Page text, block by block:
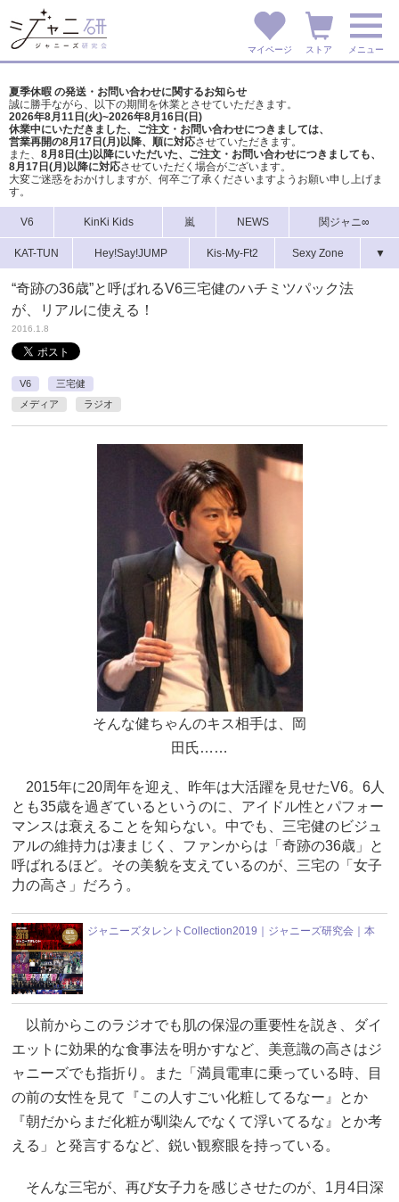
マイページ ストア メニュー
夏季休暇 の発送・お問い合わせに関するお知らせ
誠に勝手ながら、以下の期間を休業とさせていただきます。
2026年8月11日(火)~2026年8月16日(日)
休業中にいただきました、ご注文・お問い合わせにつきましては、
営業再開の8月17日(月)以降、順に対応させていただきます。
また、 8月8日(土)以降にいただいた、ご注文・ お問い合わせにつきましても、
8月17日(月)以降に対応させていただく場合がございます。
大変ご迷惑をおかけしますが、 何卒ご了承くださいますようお願い申し上げま
す。
V6 KinKi Kids 嵐 NEWS 関ジャニ∞
KAT-TUN Hey!Say!JUMP Kis-My-Ft2 Sexy Zone ▼
“奇跡の36歳”と呼ばれるV6三宅健のハチミツパック法
が、リアルに使える！
2016.1.8
V6
三宅健
メディア
ラジオ
そんな健ちゃんのキス相手は、岡
田氏……
2015年に20周年を迎え、昨年は大活躍を見せたV6。6人
とも35歳を過ぎているというのに、アイドル性とパフォー
マンスは衰えることを知らない。中でも、三宅健のビジュ
アルの維持力は凄まじく、ファンからは「奇跡の36歳」と
呼ばれるほど。その美貌を支えているのが、三宅の「女子
力の高さ」だろう。
ジャニーズタレントCollection2019｜ジャニーズ研究会｜本
以前からこのラジオでも肌の保湿の重要性を説き、ダイ
エットに効果的な食事法を明かすなど、美意識の高さはジ
ャニーズでも指折り。また「満員電車に乗っている時、目
の前の女性を見て『この人すごい化粧してるなー』とか
『朝だからまだ化粧が馴染んでなくて浮いてるな』とか考
える」と発言するなど、鋭い観察眼を持っている。
そんな三宅が、再び女子力を感じさせたのが、1月4日深